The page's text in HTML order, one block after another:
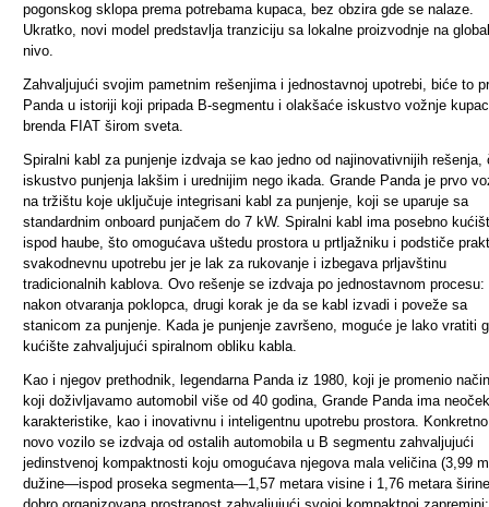
pogonskog sklopa prema potrebama kupaca, bez obzira gde se nalaze.
Ukratko, novi model predstavlja tranziciju sa lokalne proizvodnje na
nivo.
Zahvaljujući svojim pametnim rešenjima i jednostavnoj upotrebi, biće to
Panda u istoriji koji pripada B-segmentu i olakšaće iskustvo vožnje
brenda FIAT širom sveta.
Spiralni kabl za punjenje izdvaja se kao jedno od najinovativnijih rešenja,
iskustvo punjenja lakšim i urednijim nego ikada. Grande Panda je prvo
na tržištu koje uključuje integrisani kabl za punjenje, koji se uparuje sa
standardnim onboard punjačem do 7 kW. Spiralni kabl ima posebno
ispod haube, što omogućava uštedu prostora u prtljažniku i podstiče
svakodnevnu upotrebu jer je lak za rukovanje i izbegava prljavštinu
tradicionalnih kablova. Ovo rešenje se izdvaja po jednostavnom procesu:
nakon otvaranja poklopca, drugi korak je da se kabl izvadi i poveže sa
stanicom za punjenje. Kada je punjenje završeno, moguće je lako vratiti
kućište zahvaljujući spiralnom obliku kabla.
Kao i njegov prethodnik, legendarna Panda iz 1980, koji je promenio
koji doživljavamo automobil više od 40 godina, Grande Panda ima
karakteristike, kao i inovativnu i inteligentnu upotrebu prostora.
novo vozilo se izdvaja od ostalih automobila u B segmentu zahvaljujući
jedinstvenoj kompaktnosti koju omogućava njegova mala veličina (3,99
dužine—ispod proseka segmenta—1,57 metara visine i 1,76 metara